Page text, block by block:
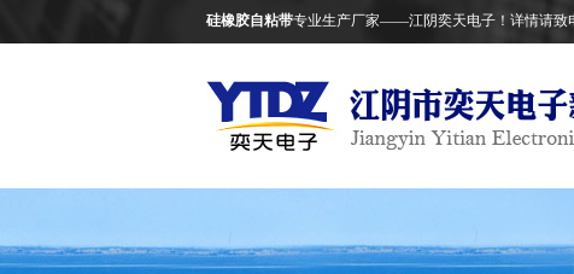
硅橡胶自粘带专业生产厂家——江阴奕天电子！详情请致